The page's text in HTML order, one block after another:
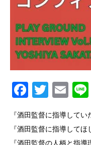
『酒田監督に指導してい
『酒田監督に指導してほ
『酒田監督の人柄と指導